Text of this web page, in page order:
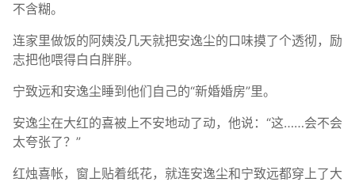
不含糊。
连家里做饭的阿姨没几天就把安逸尘的口味摸了个透彻，励
志把他喂得白白胖胖。
宁致远和安逸尘睡到他们自己的“新婚婚房”里。
安逸尘在大红的喜被上不安地动了动，他说：“这……会不会
太夸张了？”
红烛喜帐，窗上贴着纸花，就连安逸尘和宁致远都穿上了大